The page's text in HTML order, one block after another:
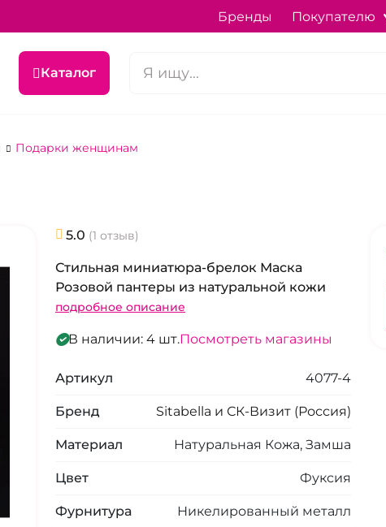
Бренды Покупателю
Каталог
Подарки женщинам
5.0 (1 отзыв)
Стильная миниатюра-брелок Маска
Розовой пантеры из натуральной кожи
подробное описание
В наличии: 4 шт.Посмотреть магазины
Артикул 4077-4
Бренд Sitabella и СК-Визит (Россия)
Материал Натуральная Кожа, Замша
Цвет Фуксия
Фурнитура Никелированный металл